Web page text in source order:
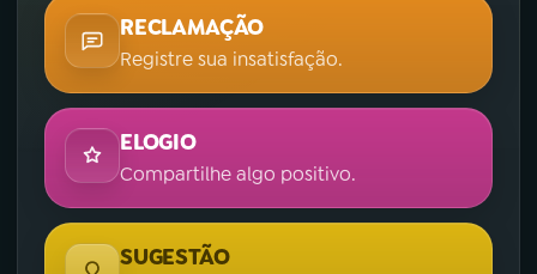
RECLAMAÇÃO
Registre sua insatisfação.
ELOGIO
Compartilhe algo positivo.
SUGESTÃO